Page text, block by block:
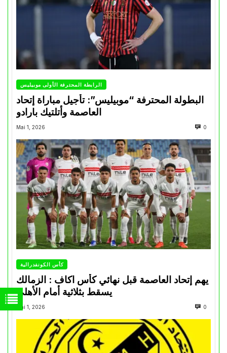
الرابطة المحترفة الأولى موبيليس
البطولة المحترفة “موبيليس”: تأجيل مباراة إتحاد
العاصمة وأتلتيك بارادو
Mai 1, 2026 0
كأس الكونفدرالية
يهم إتحاد العاصمة قبل نهائي كأس اكاف : الزمالك
Mai 1, 2026 0